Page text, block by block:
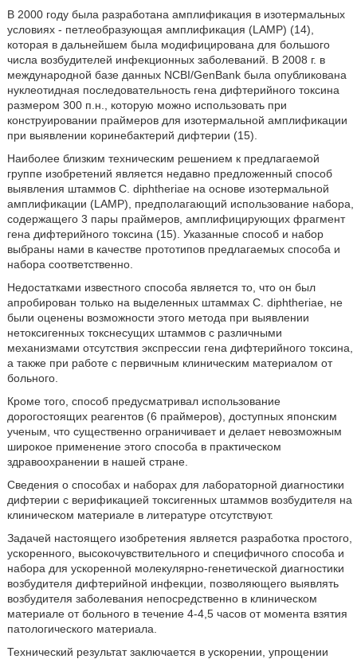
В 2000 году была разработана амплификация в изотермальных
условиях - петлеобразующая амплификация (LAMP) (14),
которая в дальнейшем была модифицирована для большого
числа возбудителей инфекционных заболеваний. В 2008 г. в
международной базе данных NCBI/GenBank была опубликована
нуклеотидная последовательность гена дифтерийного токсина
размером 300 п.н., которую можно использовать при
конструировании праймеров для изотермальной амплификации
при выявлении коринебактерий дифтерии (15).
Наиболее близким техническим решением к предлагаемой
группе изобретений является недавно предложенный способ
выявления штаммов C. diphtheriae на основе изотермальной
амплификации (LAMP), предполагающий использование набора,
содержащего 3 пары праймеров, амплифицирующих фрагмент
гена дифтерийного токсина (15). Указанные способ и набор
выбраны нами в качестве прототипов предлагаемых способа и
набора соответственно.
Недостатками известного способа является то, что он был
апробирован только на выделенных штаммах C. diphtheriae, не
были оценены возможности этого метода при выявлении
нетоксигенных токснесущих штаммов с различными
механизмами отсутствия экспрессии гена дифтерийного токсина,
а также при работе с первичным клиническим материалом от
больного.
Кроме того, способ предусматривал использование
дорогостоящих реагентов (6 праймеров), доступных японским
ученым, что существенно ограничивает и делает невозможным
широкое применение этого способа в практическом
здравоохранении в нашей стране.
Сведения о способах и наборах для лабораторной диагностики
дифтерии с верификацией токсигенных штаммов возбудителя на
клиническом материале в литературе отсутствуют.
Задачей настоящего изобретения является разработка простого,
ускоренного, высокочувствительного и специфичного способа и
набора для ускоренной молекулярно-генетической диагностики
возбудителя дифтерийной инфекции, позволяющего выявлять
возбудителя заболевания непосредственно в клиническом
материале от больного в течение 4-4,5 часов от момента взятия
патологического материала.
Технический результат заключается в ускорении, упрощении